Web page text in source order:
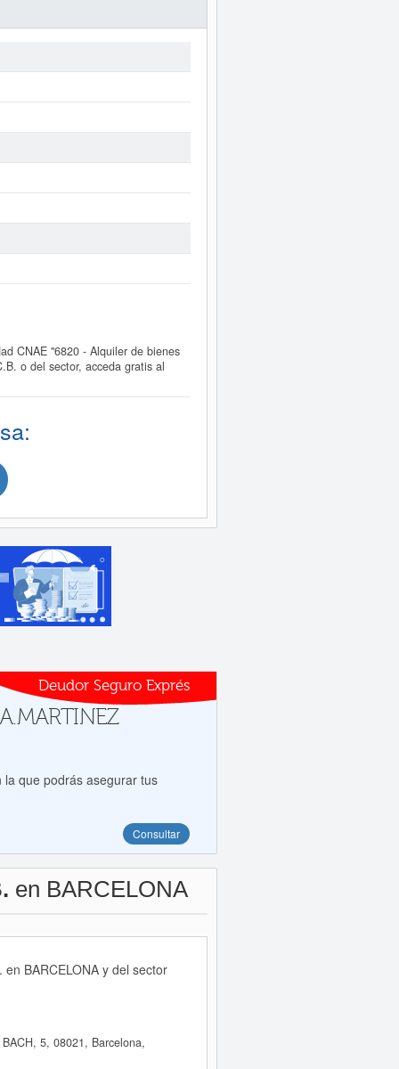
CNAE "6820 - Alquiler de bienes
o del sector, acceda gratis al
Deudor Seguro Exprés
que podrás asegurar tus
Consultar
en BARCELONA
BARCELONA y del sector
5, 08021, Barcelona,